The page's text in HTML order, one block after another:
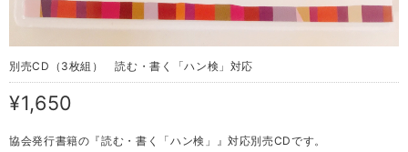
別売CD（3枚組） 読む・書く「ハン検」対応
¥1,650
協会発行書籍の『読む・書く「ハン検」』対応別売CDです。